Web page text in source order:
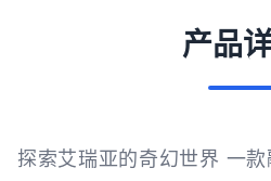
产品
探索艾瑞亚的奇幻世界 一